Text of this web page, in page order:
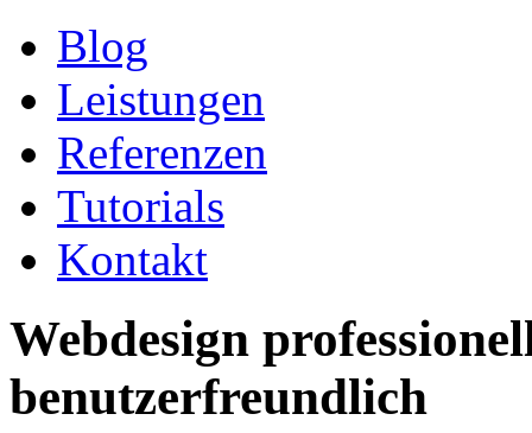
Blog
Leistungen
Referenzen
Tutorials
Kontakt
Webdesign
benutzerfreundlich